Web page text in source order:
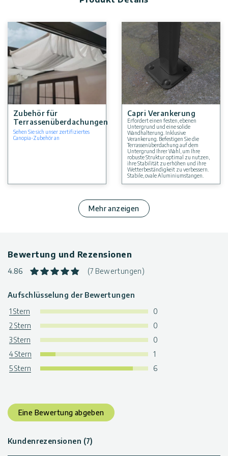
Die Terrassenüberdachung ist wartungsfrei
Paneeldicke sowie Wind- und Schneelast, finden Sie in der
Fotogalerie oben.
Terrassenüberdachungen sind in verschiedenen Größen und
Farben erhältlich. Klicken Sie hier, um weitere Bausätze für
Terrassenüberdachungen zu finden.
Zubehör für
Terrassenüberdachungen
Sehen Sie sich unser zertifiziertes
Canopia-Zubehör an
Capri Verankerung
Erfordert einen festen, ebenen
Untergrund und eine solide
Wandhalterung. Inklusive
Verankerung. Befestigen Sie die
Terrassenüberdachung auf dem
Untergrund Ihrer Wahl, um Ihre
robuste Struktur optimal zu nutzen,
ihre Stabilität zu erhöhen und ihre
Wetterbeständigkeit zu verbessern.
Stabile, ovale Aluminiumstangen.
Mehr anzeigen
Bewertung und Rezensionen
4.86 (7 Bewertungen)
Aufschlüsselung der Bewertungen
1 Stern
0
2 Stern
0
3 Stern
0
4 Stern
1
5 Stern
6
Eine Bewertung abgeben
Kundenrezensionen (7)